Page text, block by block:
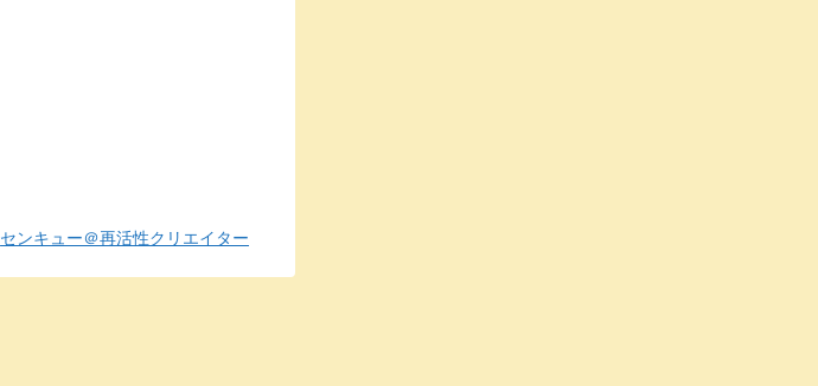
センキュー＠再活性クリエイター